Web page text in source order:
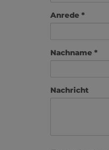
Anrede
Nachname
Nachricht